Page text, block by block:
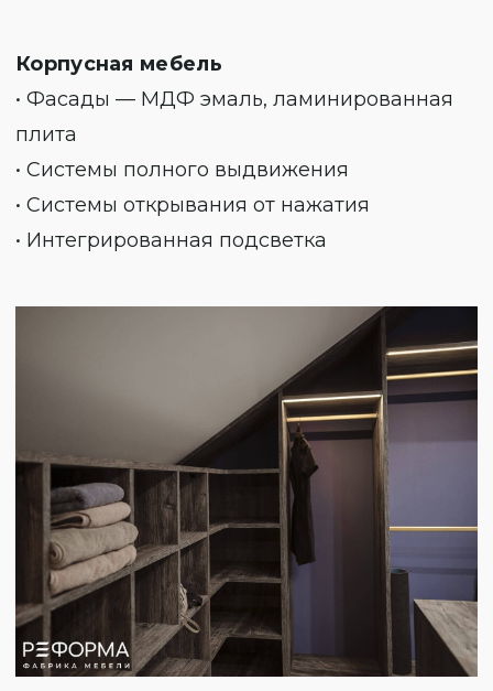
Корпусная мебель
• Фасады — МДФ эмаль, ламинированная
плита
• Системы полного выдвижения
• Системы открывания от нажатия
• Интегрированная подсветка